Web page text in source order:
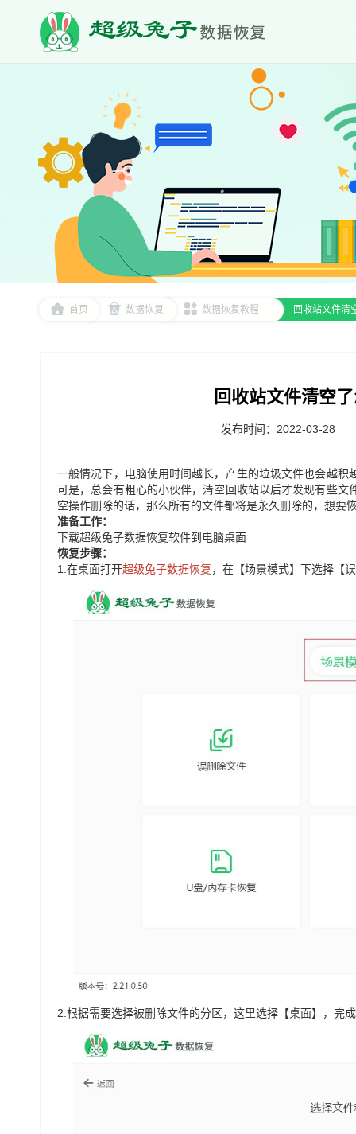
首页 数据恢复 数据恢复教程 回收站文件清
回收站文件清空
发布时间：2022-03-28
一般情况下，电脑使用时间越长，产生的垃圾文件也会越
可是，总会有粗心的小伙伴，清空回收站以后才发现有些
空操作删除的话，那么所有的文件都将是永久删除的，想要
准备工作：
下载超级兔子数据恢复软件到电脑桌面
恢复步骤：
1. 在桌面打开超级兔子数据恢复，在【场景模式】下选择【
2. 根据需要选择被删除文件的分区，这里选择【桌面】，完